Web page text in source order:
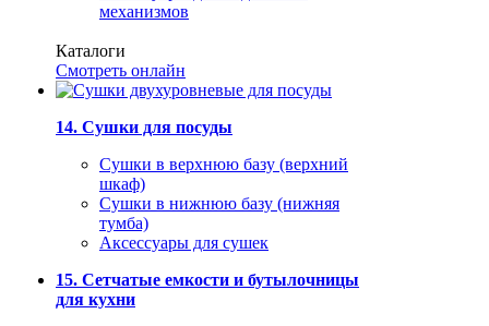
механизмов
Каталоги
Смотреть онлайн
14. Сушки для посуды
Сушки в верхнюю базу (верхний
шкаф)
Сушки в нижнюю базу (нижняя
тумба)
Аксессуары для сушек
15. Сетчатые емкости и бутылочницы
для кухни